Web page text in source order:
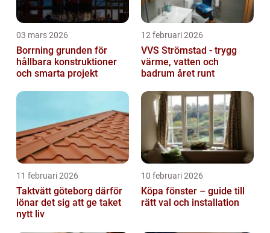
03 mars 2026
Borrning grunden för
hållbara konstruktioner
och smarta projekt
12 februari 2026
VVS Strömstad - trygg
värme, vatten och
badrum året runt
11 februari 2026
Taktvätt göteborg därför
lönar det sig att ge taket
nytt liv
10 februari 2026
Köpa fönster – guide till
rätt val och installation